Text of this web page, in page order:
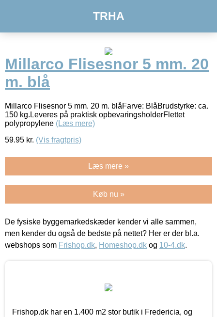
TRHA
Millarco Flisesnor 5 mm. 20
m. blå
Millarco Flisesnor 5 mm. 20 m. blåFarve: BlåBrudstyrke: ca.
150 kg.Leveres på praktisk opbevaringsholderFlettet
polypropylene (Læs mere)
59.95 kr. (Vis fragtpris)
Læs mere »
Køb nu »
De fysiske byggemarkedskæder kender vi alle sammen,
men kender du også de bedste på nettet? Her er der bl.a.
webshops som Frishop.dk, Homeshop.dk og 10-4.dk.
Frishop.dk har en 1.400 m2 stor butik i Fredericia, og